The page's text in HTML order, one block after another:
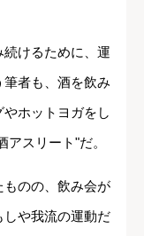
けるために、運
者も、酒を飲み
ホットヨガをし
スリート"だ。
のの、飲み会が
や我流の運動だ